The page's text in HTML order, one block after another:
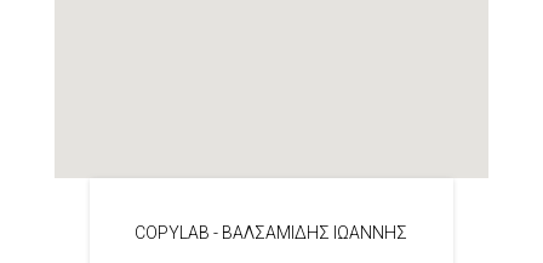
COPYLAB - ΒΑΛΣΑΜΙΔΗΣ ΙΩΑΝΝΗΣ